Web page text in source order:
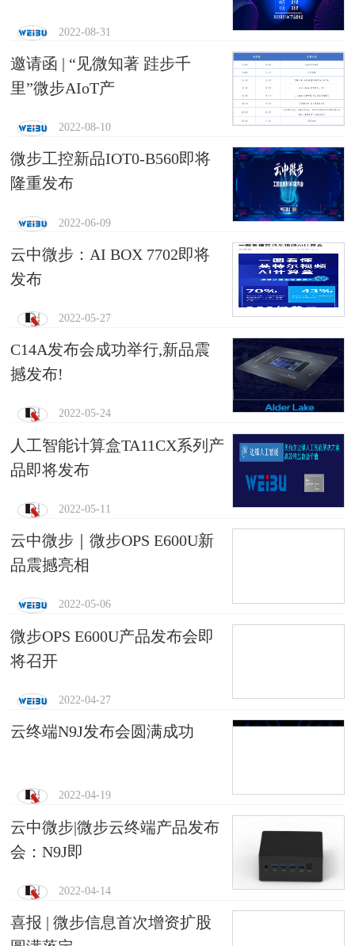
2022-08-31
邀请函 | “见微知著 跬步千
里”微步AIoT产
2022-08-10
微步工控新品IOT0-B560即将
隆重发布
2022-06-09
云中微步：AI BOX 7702即将
发布
2022-05-27
C14A发布会成功举行,新品震
撼发布!
2022-05-24
人工智能计算盒TA11CX系列产
品即将发布
2022-05-11
云中微步｜微步OPS E600U新
品震撼亮相
2022-05-06
微步OPS E600U产品发布会即
将召开
2022-04-27
云终端N9J发布会圆满成功
2022-04-19
云中微步|微步云终端产品发布
会：N9J即
2022-04-14
喜报 | 微步信息首次增资扩股